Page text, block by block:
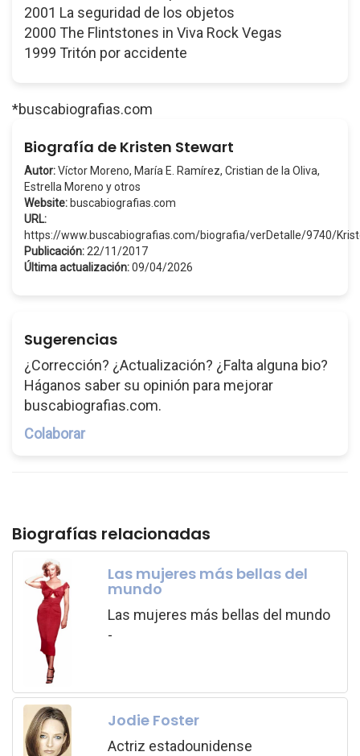
2001 La seguridad de los objetos
2000 The Flintstones in Viva Rock Vegas
1999 Tritón por accidente
*buscabiografias.com
Biografía de Kristen Stewart
Autor:Víctor Moreno, María E. Ramírez, Cristian de la Oliva,
Estrella Moreno y otros
Website: buscabiografias.com
URL:
https://www.buscabiografias.com/biografia/verDetalle/9740/
Publicación: 22/11/2017
Última actualización:09/04/2026
Sugerencias
¿Corrección? ¿Actualización? ¿Falta alguna bio?
Háganos saber su opinión para mejorar
buscabiografias.com.
Colaborar
Biografías relacionadas
Las mujeres más bellas del
mundo
Las mujeres más bellas del mundo
-
Jodie Foster
Actriz estadounidense